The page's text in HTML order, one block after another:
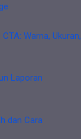
Warna, Ukuran,
Laporan
dan Cara